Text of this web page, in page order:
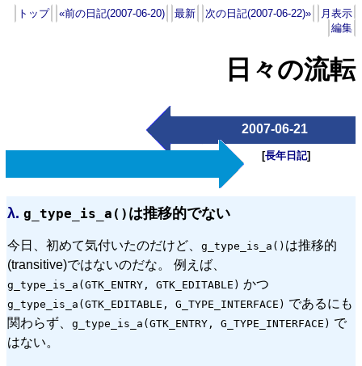
トップ «前の日記(2007-06-20) 最新 次の日記(2007-06-22)»
月表示
編集
日々の流転
2007-06-21
[長年日記]
λ. g_type_is_a() は推移的でない
今日、初めて気付いたのだけど、 g_type_is_a() は推移的
(transitive)ではないのだな。 例えば、
g_type_is_a(GTK_ENTRY, GTK_EDITABLE) かつ
g_type_is_a(GTK_EDITABLE, G_TYPE_INTERFACE) であるにも
関わらず、 g_type_is_a(GTK_ENTRY, G_TYPE_INTERFACE) で
はない。